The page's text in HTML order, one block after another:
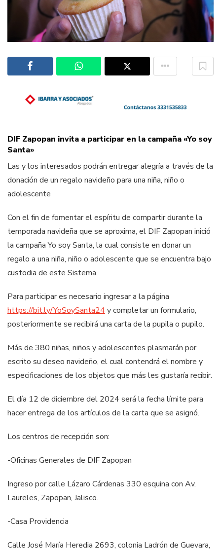
DIF Zapopan invita a participar en la campaña «Yo soy
Santa»
Las y los interesados podrán entregar alegría a través de la
donación de un regalo navideño para una niña, niño o
adolescente
Con el fin de fomentar el espíritu de compartir durante la
temporada navideña que se aproxima, el DIF Zapopan inició
la campaña Yo soy Santa, la cual consiste en donar un
regalo a una niña, niño o adolescente que se encuentra bajo
custodia de este Sistema.
Para participar es necesario ingresar a la página
https://bit.ly/YoSoySanta24 y completar un formulario,
posteriormente se recibirá una carta de la pupila o pupilo.
Más de 380 niñas, niños y adolescentes plasmarán por
escrito su deseo navideño, el cual contendrá el nombre y
especificaciones de los objetos que más les gustaría recibir.
El día 12 de diciembre del 2024 será la fecha límite para
hacer entrega de los artículos de la carta que se asignó.
Los centros de recepción son:
-Oficinas Generales de DIF Zapopan
Ingreso por calle Lázaro Cárdenas 330 esquina con Av.
Laureles, Zapopan, Jalisco.
-Casa Providencia
Calle José María Heredia 2693, colonia Ladrón de Guevara,